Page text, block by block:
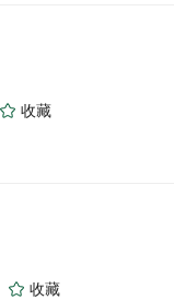
收藏
收藏